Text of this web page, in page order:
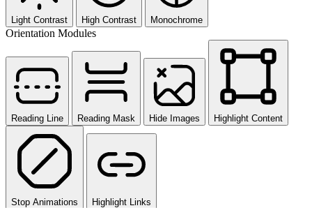
Light Contrast High Contrast Monochrome
Orientation Modules
Reading Line Reading Mask Hide Images Highlight Content
Stop Animations Highlight Links